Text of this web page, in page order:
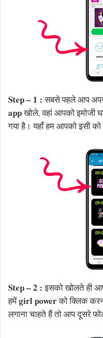
Step – 1 :सबसे पहले आप
appखोले, वहां आपको इमोजी
गया है। यहाँ हम आपको इसी को
Step – 2 :इसको खोलते ही
हमेंgirl powerको क्लिक
लगाना चाहते हैं तो आप दूसरे